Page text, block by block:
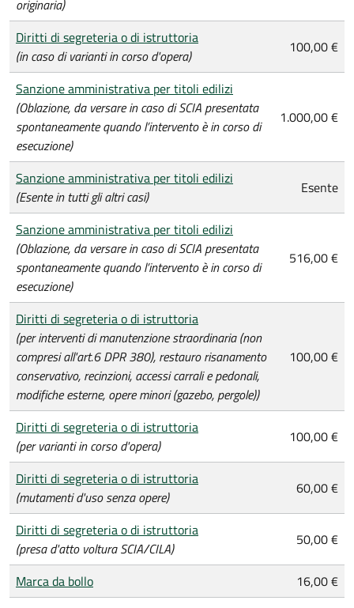
originaria)
Diritti di segreteria o di istruttoria
(in caso di varianti in corso d'opera)
100,00 €
Sanzione amministrativa per titoli edilizi
(Oblazione, da versare in caso di SCIA presentata
spontaneamente quando l’intervento è in corso di
esecuzione)
1.000,00 €
Sanzione amministrativa per titoli edilizi
(Esente in tutti gli altri casi)
Esente
Sanzione amministrativa per titoli edilizi
(Oblazione, da versare in caso di SCIA presentata
spontaneamente quando l’intervento è in corso di
esecuzione)
516,00 €
Diritti di segreteria o di istruttoria
(per interventi di manutenzione straordinaria (non
compresi all'art.6 DPR 380), restauro risanamento
conservativo, recinzioni, accessi carrali e pedonali,
modifiche esterne, opere minori (gazebo, pergole))
100,00 €
Diritti di segreteria o di istruttoria
(per varianti in corso d'opera)
100,00 €
Diritti di segreteria o di istruttoria
(mutamenti d'uso senza opere)
60,00 €
Diritti di segreteria o di istruttoria
(presa d'atto voltura SCIA/CILA)
50,00 €
Marca da bollo 16,00 €